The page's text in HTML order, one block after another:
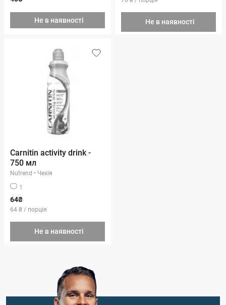
Не в наявності Не в наявності
Carnitin activity drink -
750 мл
Nutrend • Чехія
1
64₴
64 ₴ / порція
Не в наявності